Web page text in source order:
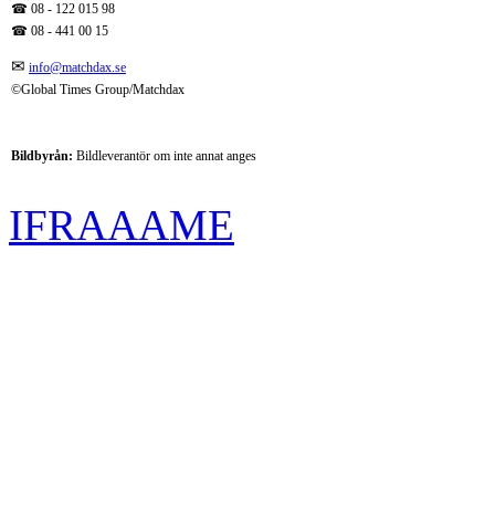
☎ 08 - 122 015 98
☎ 08 - 441 00 15
✉ info@matchdax.se
©Global Times Group/Matchdax
Bildbyrån: Bildleverantör om inte annat anges
IFRAAAME